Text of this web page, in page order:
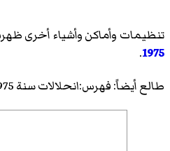
تنظيمات وأماكن وأشياء أخرى
1975
.
طالع أيضاً:فهرس:انحلالات سنة 1975 في المغرب